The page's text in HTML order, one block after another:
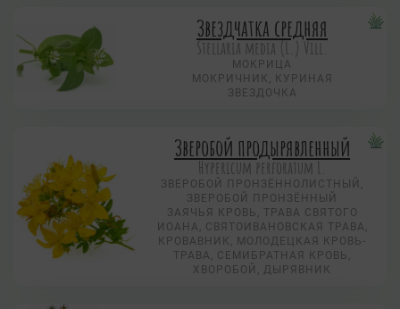
Звездчатка средняя
Stellaria media (L.) Vill.
МОКРИЦА
МОКРИЧНИК, КУРИНАЯ
ЗВЕЗДОЧКА
Зверобой продырявленный
Hypericum perforatum L.
ЗВЕРОБОЙ ПРОНЗЁННОЛИСТНЫЙ,
ЗВЕРОБОЙ ПРОНЗЁННЫЙ
ЗАЯЧЬЯ КРОВЬ, ТРАВА СВЯТОГО
ИОАНА, СВЯТОИВАНОВСКАЯ ТРАВА,
КРОВАВНИК, МОЛОДЕЦКАЯ КРОВЬ-
ТРАВА, СЕМИБРАТНАЯ КРОВЬ,
ХВОРОБОЙ, ДЫРЯВНИК